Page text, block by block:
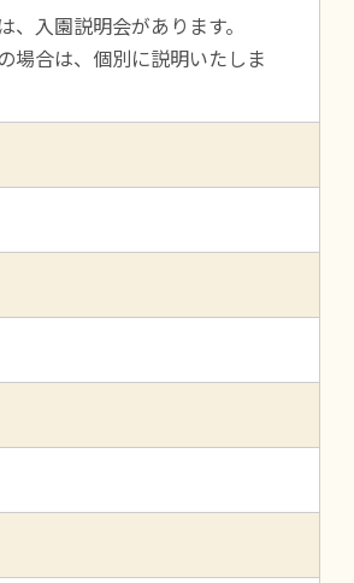
、入園説明会があります。
場合は、個別に説明いたしま